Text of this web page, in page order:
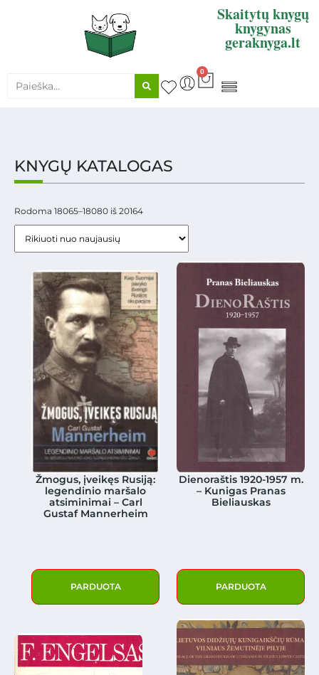
Skaitytų knygų
knygynas
geraknyga.lt
0
KNYGŲ KATALOGAS
Rodoma 18065–18080 iš 20164
Žmogus, įveikęs Rusiją:
legendinio maršalo
atsiminimai – Carl
Gustaf Mannerheim
PARDUOTA
Dienoraštis 1920-1957 m.
– Kunigas Pranas
Bieliauskas
PARDUOTA